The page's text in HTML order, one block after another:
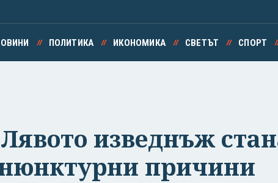
ПОЛИТИКА ИКОНОМИКА СВЕТЪТ СПОРТ
изведнъж
причини